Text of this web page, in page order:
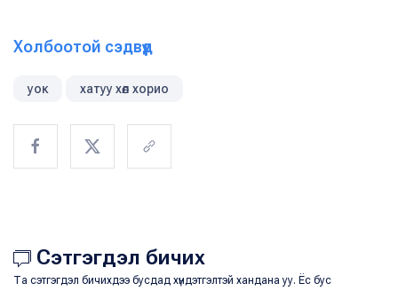
Холбоотой сэдвүүд
уок хатуу хөл хорио
Сэтгэгдэл бичих
Та сэтгэгдэл бичихдээ бусдад хүндэтгэлтэй хандана уу. Ёс бус